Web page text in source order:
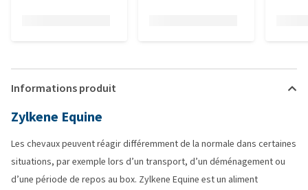
Informations produit
Zylkene Equine
Les chevaux peuvent réagir différemment de la normale dans certaines
situations, par exemple lors d’un transport, d’un déménagement ou
d’une période de repos au box. Zylkene Equine est un aliment